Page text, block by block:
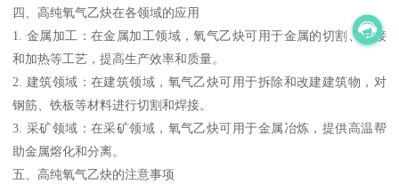
四、高纯氧气乙炔在各领域的应用
1. 金属加工：在金属加工领域，氧气乙炔可用于金属的切割、焊接
和加热等工艺，提高生产效率和质量。
2. 建筑领域：在建筑领域，氧气乙炔可用于拆除和改建建筑物，对
钢筋、铁板等材料进行切割和焊接。
3. 采矿领域：在采矿领域，氧气乙炔可用于金属冶炼，提供高温帮
助金属熔化和分离。
五、高纯氧气乙炔的注意事项